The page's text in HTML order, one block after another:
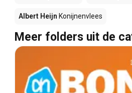
Albert Heijn Konijnenvlees
Meer folders uit de